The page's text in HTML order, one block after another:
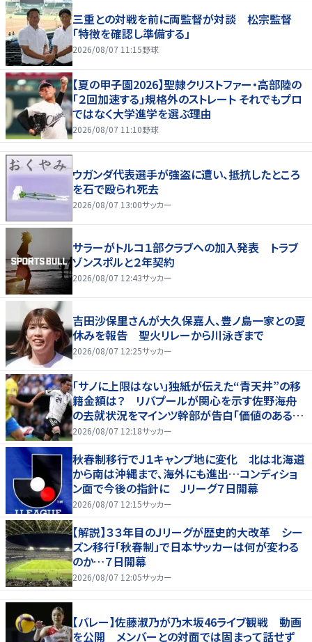
三重との対戦を前に両監督が対談 松宗監督
「特徴を確認し準備する」
2026/08/07 11:15野球
【夏の甲子園2026】聖隷クリストファー・高部陸の
「２回加速する」規格外のストレート それでもプロ
ではなく大学進学を選ぶ理由
2026/08/07 11:10野球
ウガンダ代表選手が強盗に遭い、抵抗したところ
を石で殴られ死去
2026/08/07 13:00サッカー
サラーがトルコ１部クラブへの加入発表 トラブ
ゾンスポルと２年契約
2026/08/07 12:43サッカー
吉田沙保里さんが大久保嘉人、豊ノ島一家との夏
休みを報告 聖火リレーから川泳ぎまで
2026/08/07 12:25サッカー
「サノに上限はない」独紙が伝えた“青天井”の移
籍金額は？ リバプールが関心を示す佐野海舟
の去就状況をマインツ幹部が告白「価値のあるも
のになる」
2026/08/07 12:18サッカー
秋春制移行でＪ１キャンプ地に変化 北は北海道
から南は沖縄まで、海外にも進出…コンディショ
ン面で今後の指針に Jリーグ７日開幕
2026/08/07 12:15サッカー
【解説】３３年目のＪリーグが歴史的大改革 シー
ズン移行「秋春制」で日本サッカーは何が変わる
のか…７日開幕
2026/08/07 12:05サッカー
【バレー】佐藤淑乃が乃木坂46ライブ観戦 動画
を公開 メンバーとの対面では固まって話せず